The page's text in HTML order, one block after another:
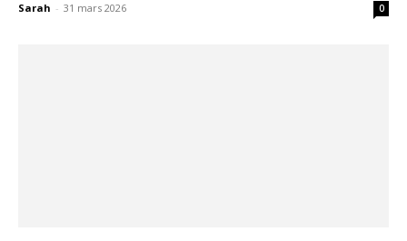
Sarah - 31 mars 2026 0